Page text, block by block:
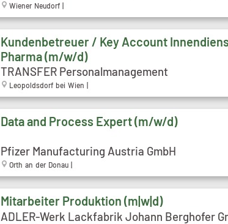
Wiener Neudorf |
Kundenbetreuer / Key Account
Pharma (m/w/d)
TRANSFER Personalmanagement
Leopoldsdorf bei Wien |
Data and Process Expert (m/w/d)
Pfizer Manufacturing Austria GmbH
Orth an der Donau |
Mitarbeiter Produktion (m|w|d)
ADLER-Werk Lackfabrik Johann Berghofer